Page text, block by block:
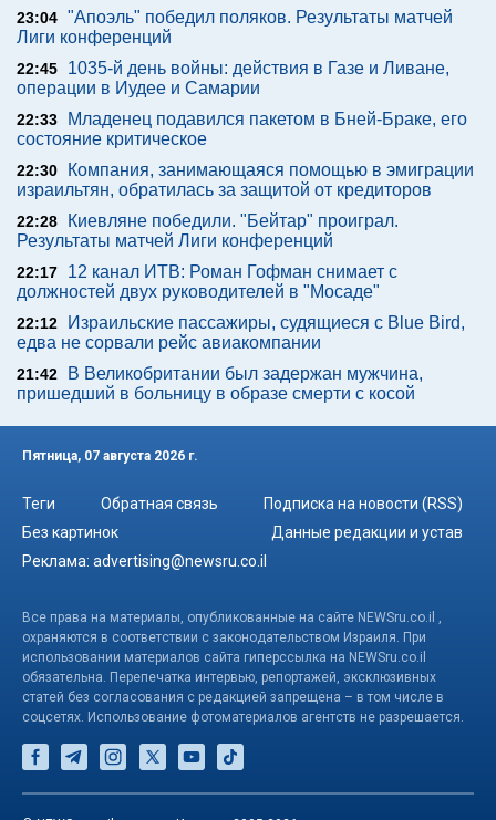
23:04 "Апоэль" победил поляков. Результаты матчей
Лиги конференций
22:45
1035-й день войны: действия в Газе и Ливане,
операции в Иудее и Самарии
22:33
Младенец подавился пакетом в Бней-Браке, его
состояние критическое
22:30
Компания, занимающаяся помощью в эмиграции
израильтян, обратилась за защитой от кредиторов
22:28
Киевляне победили. "Бейтар" проиграл.
Результаты матчей Лиги конференций
22:17
12 канал ИТВ: Роман Гофман снимает с
должностей двух руководителей в "Мосаде"
22:12
Израильские пассажиры, судящиеся с Blue Bird,
едва не сорвали рейс авиакомпании
21:42
В Великобритании был задержан мужчина,
пришедший в больницу в образе смерти с косой
Пятница, 07 августа 2026 г.
Теги Обратная связь
Подписка на новости (RSS)
Без картинок
Данные редакции и устав
Реклама: advertising@newsru.co.il
Все права на материалы, опубликованные на сайте NEWSru.co.il ,
охраняются в соответствии с законодательством Израиля. При
использовании материалов сайта гиперссылка на NEWSru.co.il
обязательна. Перепечатка интервью, репортажей, эксклюзивных
статей без согласования с редакцией запрещена – в том числе в
соцсетях. Использование фотоматериалов агентств не разрешается.